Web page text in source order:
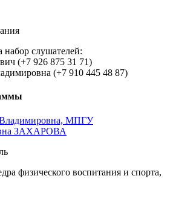
набор слушателей:
(+7 926 875 31 71)
(+7 910 445 48 87)
ЗАХАРОВА
физического воспитания и спорта,